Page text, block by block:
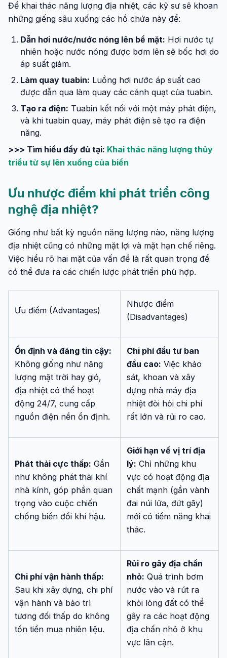
Để khai thác năng lượng địa nhiệt, các kỹ sư sẽ khoan
những giếng sâu xuống các hồ chứa này để:
Dẫn hơi nước/nước nóng lên bề mặt: Hơi nước tự
nhiên hoặc nước nóng được bơm lên sẽ bốc hơi do
áp suất giảm.
Làm quay tuabin: Luồng hơi nước áp suất cao
được dẫn qua làm quay các cánh quạt của tuabin.
Tạo ra điện: Tuabin kết nối với một máy phát điện,
và khi tuabin quay, máy phát điện sẽ tạo ra điện
năng.
>>> Tìm hiểu đầy đủ tại: Khai thác năng lượng thủy
triều từ sự lên xuống của biển
Ưu nhược điểm khi phát triển công
nghệ địa nhiệt?
Giống như bất kỳ nguồn năng lượng nào, năng lượng
địa nhiệt cũng có những mặt lợi và mặt hạn chế riêng.
Việc hiểu rõ hai mặt của vấn đề là rất quan trọng để
có thể đưa ra các chiến lược phát triển phù hợp.
Ưu điểm (Advantages)
Nhược điểm
(Disadvantages)
Ổn định và đáng tin cậy:
Không giống như năng
lượng mặt trời hay gió,
địa nhiệt có thể hoạt
động 24/7, cung cấp
nguồn điện nền ổn định.
Chi phí đầu tư ban
đầu cao: Việc khảo
sát, khoan và xây
dựng nhà máy địa
nhiệt đòi hỏi chi phí
rất lớn và rủi ro cao.
Phát thải cực thấp: Gần
như không phát thải khí
nhà kính, góp phần quan
trọng vào cuộc chiến
chống biến đổi khí hậu.
Giới hạn về vị trí địa
lý: Chỉ những khu
vực có hoạt động địa
chất mạnh (gần vành
đai núi lửa, đứt gãy)
mới có tiềm năng khai
thác.
Chi phí vận hành thấp:
Sau khi xây dựng, chi phí
vận hành và bảo trì
tương đối thấp do không
tốn tiền mua nhiên liệu.
Rủi ro gây địa chấn
nhỏ: Quá trình bơm
nước vào và rút ra
khỏi lòng đất có thể
gây ra các hoạt động
địa chấn nhỏ ở khu
vực lân cận.